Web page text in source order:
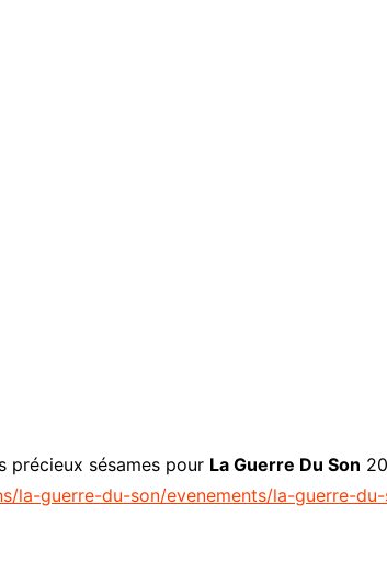
précieux sésames pour La Guerre Du Son
la-guerre-du-son/evenements/la-guerre-